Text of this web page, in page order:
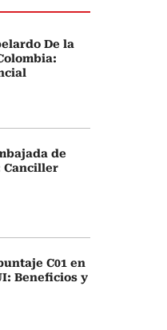
De la
de
Canciller
C01 en
Beneficios y